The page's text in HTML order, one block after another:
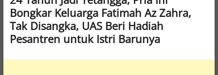
Bongkar Keluarga Fatimah Az Zahra,
Tak Disangka, UAS Beri Hadiah
Pesantren untuk Istri Barunya